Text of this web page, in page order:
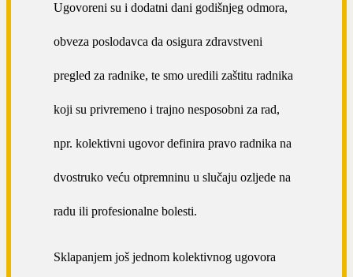
Ugovoreni su i dodatni dani godišnjeg odmora,
obveza poslodavca da osigura zdravstveni
pregled za radnike, te smo uredili zaštitu radnika
koji su privremeno i trajno nesposobni za rad,
npr. kolektivni ugovor definira pravo radnika na
dvostruko veću otpremninu u slučaju ozljede na
radu ili profesionalne bolesti.
Sklapanjem još jednom kolektivnog ugovora